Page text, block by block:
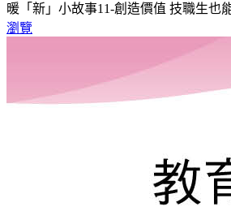
暖「新」小故事11-創造價值 技職生也
瀏覽